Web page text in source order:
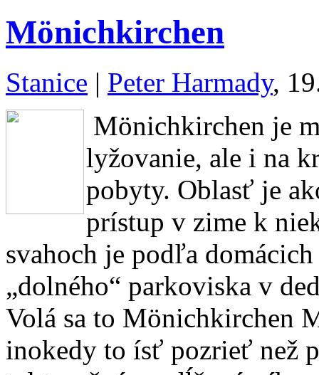
Mönichkirchen
Stanice | Peter Harmady,
Mönichkirchen je
lyžovanie, ale i na
pobyty. Oblasť je
prístup v zime k
svahoch je podľa
„dolného“ parkoviska v
Volá sa to Mönichkirchen
inokedy to ísť pozrieť než